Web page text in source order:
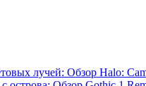
лучей: Обзор Halo: